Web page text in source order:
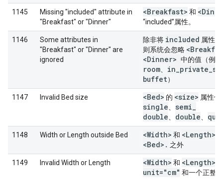
1145
Missing "included" attribute in
"Breakfast" or "Dinner"
<Breakfast> 和
“included”属性。
1146
Some attributes in
"Breakfast" or "Dinner" are
ignored
除非将 included 属性
则系统会忽略
<Dinner> 中的值（例
room in private
buffet）
1147 Invalid Bed size <Bed> 的 <size> 属性
single semi
double
double
1148 Width or Length outside Bed <Width> 和 <Length>
<Bed> . 之外
1149 Invalid Width or Length <Width> 和 <Length>
unit="cm" 和一个正整